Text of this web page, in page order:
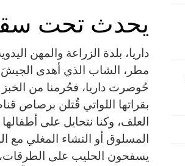
يحدث تحت
داريا، بلدة الزراعة والمهن
مطر، الشاب الذي أهدى الجيشَ
حُوصرت داريا، فحُرمنا من
بقراتها اللواتي قُتلن برصاص
العلف، وكنا نتحايل على
المسلوق أو النشاء المغلي مع
يسفحون الحليب على